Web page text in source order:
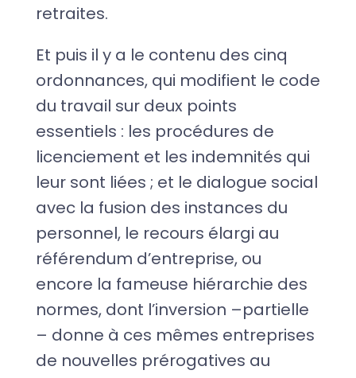
retraites.
Et puis il y a le contenu des cinq
ordonnances, qui modifient le code
du travail sur deux points
essentiels : les procédures de
licenciement et les indemnités qui
leur sont liées ; et le dialogue social
avec la fusion des instances du
personnel, le recours élargi au
référendum d’entreprise, ou
encore la fameuse hiérarchie des
normes, dont l’inversion –partielle
– donne à ces mêmes entreprises
de nouvelles prérogatives au